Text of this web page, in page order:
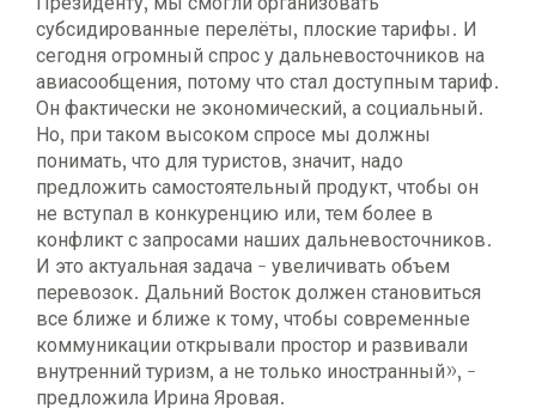
субсидированные перелёты, плоские тарифы. И
сегодня огромный спрос у дальневосточников на
авиасообщения, потому что стал доступным тариф.
Он фактически не экономический, а социальный.
Но, при таком высоком спросе мы должны
понимать, что для туристов, значит, надо
предложить самостоятельный продукт, чтобы он
не вступал в конкуренцию или, тем более в
конфликт с запросами наших дальневосточников.
И это актуальная задача - увеличивать объем
перевозок. Дальний Восток должен становиться
все ближе и ближе к тому, чтобы современные
коммуникации открывали простор и развивали
внутренний туризм, а не только иностранный», -
предложила Ирина Яровая.